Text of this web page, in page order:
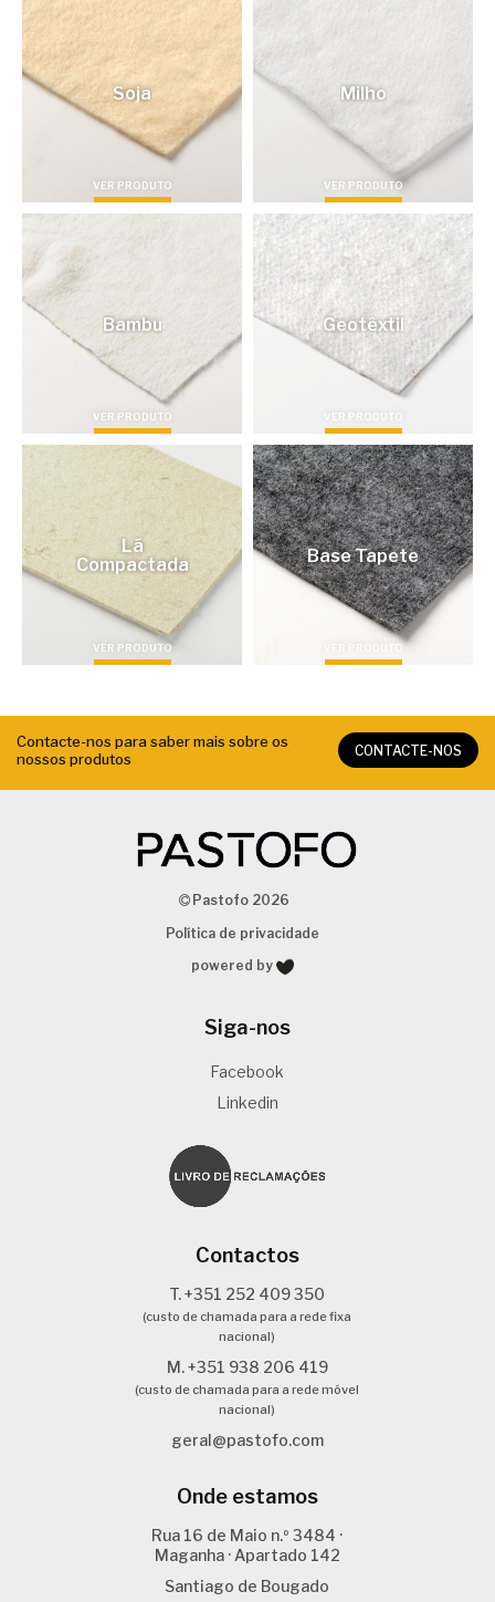
Soja
VER PRODUTO
Milho
VER PRODUTO
Bambu
VER PRODUTO
Geotêxtil
VER PRODUTO
Lã
Compactada
VER PRODUTO
Base Tapete
VER PRODUTO
Contacte-nos para saber mais sobre os
nossos produtos
CONTACTE-NOS
Pastofo 2026
Política de privacidade
powered by
Siga-nos
Facebook
Linkedin
Contactos
T. +351 252 409 350
(custo de chamada para a rede fixa
nacional)
M. +351 938 206 419
(custo de chamada para a rede móvel
nacional)
geral@pastofo.com
Onde estamos
Rua 16 de Maio n.º 3484 ·
Maganha · Apartado 142
Santiago de Bougado